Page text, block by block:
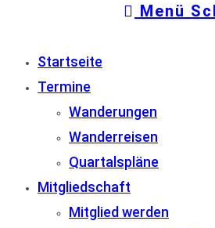
Menü
Startseite
Termine
Wanderungen
Wanderreisen
Quartalspläne
Mitgliedschaft
Mitglied werden